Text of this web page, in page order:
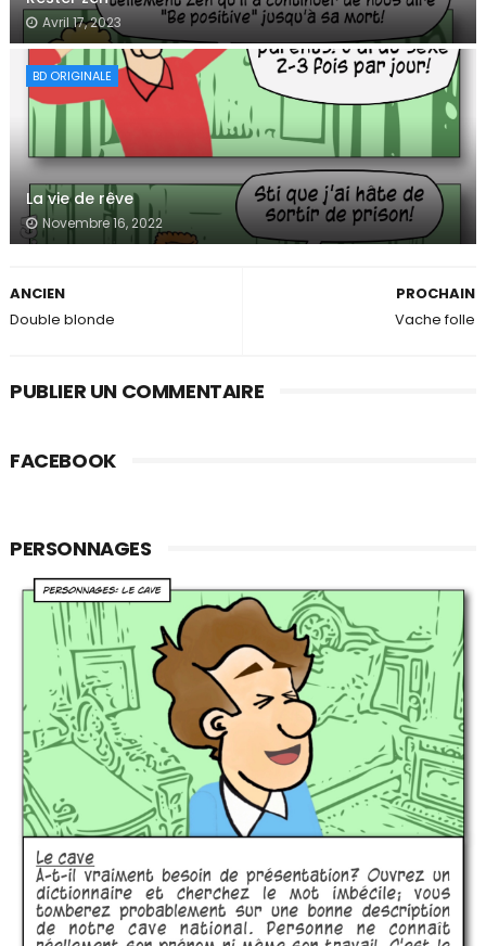
Avril 17, 2023
BD ORIGINALE
La vie de rêve
Novembre 16, 2022
PROCHAIN
Vache folle
ANCIEN
Double blonde
PUBLIER UN COMMENTAIRE
FACEBOOK
PERSONNAGES